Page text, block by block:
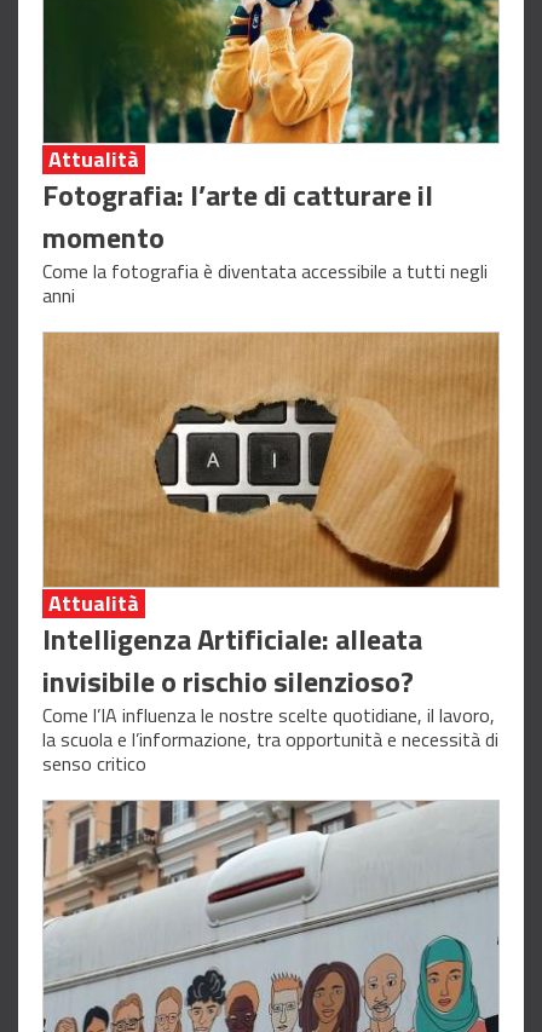
Attualità
Fotografia: l’arte di catturare il
momento
Come la fotografia è diventata accessibile a tutti negli
anni
Attualità
Intelligenza Artificiale: alleata
invisibile o rischio silenzioso?
Come l’IA influenza le nostre scelte quotidiane, il lavoro,
la scuola e l’informazione, tra opportunità e necessità di
senso critico